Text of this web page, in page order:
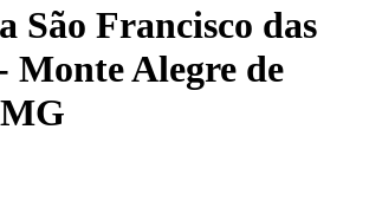
São Francisco das
Monte Alegre de